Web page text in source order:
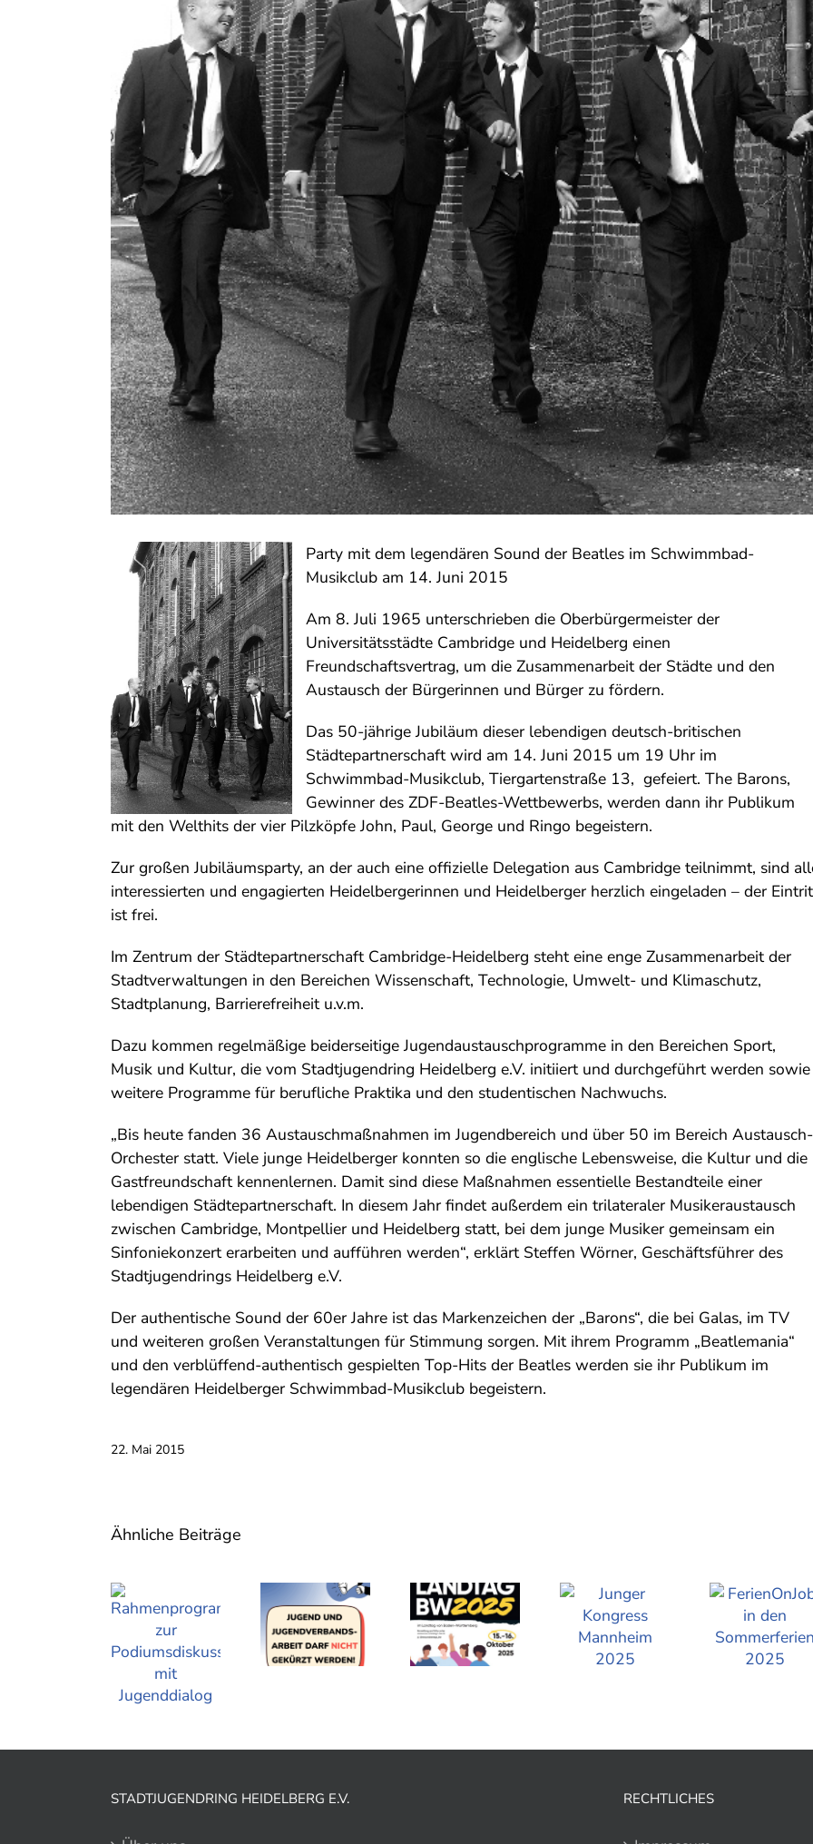
Party mit dem legendären Sound der Beatles im Schwimmbad-
Musikclub am 14. Juni 2015
Am 8. Juli 1965 unterschrieben die Oberbürgermeister der
Universitätsstädte Cambridge und Heidelberg einen
Freundschaftsvertrag, um die Zusammenarbeit der Städte und den
Austausch der Bürgerinnen und Bürger zu fördern.
Das 50-jährige Jubiläum dieser lebendigen deutsch-britischen
Städtepartnerschaft wird am 14. Juni 2015 um 19 Uhr im
Schwimmbad-Musikclub, Tiergartenstraße 13, gefeiert. The Barons,
Gewinner des ZDF-Beatles-Wettbewerbs, werden dann ihr Publikum
mit den Welthits der vier Pilzköpfe John, Paul, George und Ringo begeistern.
Zur großen Jubiläumsparty, an der auch eine offizielle Delegation aus Cambridge teilnimmt, sind
interessierten und engagierten Heidelbergerinnen und Heidelberger herzlich eingeladen – der
ist frei.
Im Zentrum der Städtepartnerschaft Cambridge-Heidelberg steht eine enge Zusammenarbeit der
Stadtverwaltungen in den Bereichen Wissenschaft, Technologie, Umwelt- und Klimaschutz,
Stadtplanung, Barrierefreiheit u.v.m.
Dazu kommen regelmäßige beiderseitige Jugendaustauschprogramme in den Bereichen Sport,
Musik und Kultur, die vom Stadtjugendring Heidelberg e.V. initiiert und durchgeführt werden sowie
weitere Programme für berufliche Praktika und den studentischen Nachwuchs.
„Bis heute fanden 36 Austauschmaßnahmen im Jugendbereich und über 50 im Bereich Austausch-
Orchester statt. Viele junge Heidelberger konnten so die englische Lebensweise, die Kultur und die
Gastfreundschaft kennenlernen. Damit sind diese Maßnahmen essentielle Bestandteile einer
lebendigen Städtepartnerschaft. In diesem Jahr findet außerdem ein trilateraler Musikeraustausch
zwischen Cambridge, Montpellier und Heidelberg statt, bei dem junge Musiker gemeinsam ein
Sinfoniekonzert erarbeiten und aufführen werden“, erklärt Steffen Wörner, Geschäftsführer des
Stadtjugendrings Heidelberg e.V.
Der authentische Sound der 60er Jahre ist das Markenzeichen der „Barons“, die bei Galas, im TV
und weiteren großen Veranstaltungen für Stimmung sorgen. Mit ihrem Programm „Beatlemania“
und den verblüffend-authentisch gespielten Top-Hits der Beatles werden sie ihr Publikum im
legendären Heidelberger Schwimmbad-Musikclub begeistern.
22. Mai 2015
Ähnliche Beiträge
STADTJUGENDRING HEIDELBERG E.V. RECHTLICHES